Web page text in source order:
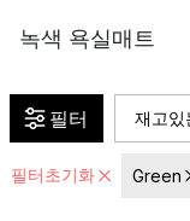
녹색 욕실매트
필터 재고있
필터초기화 Green